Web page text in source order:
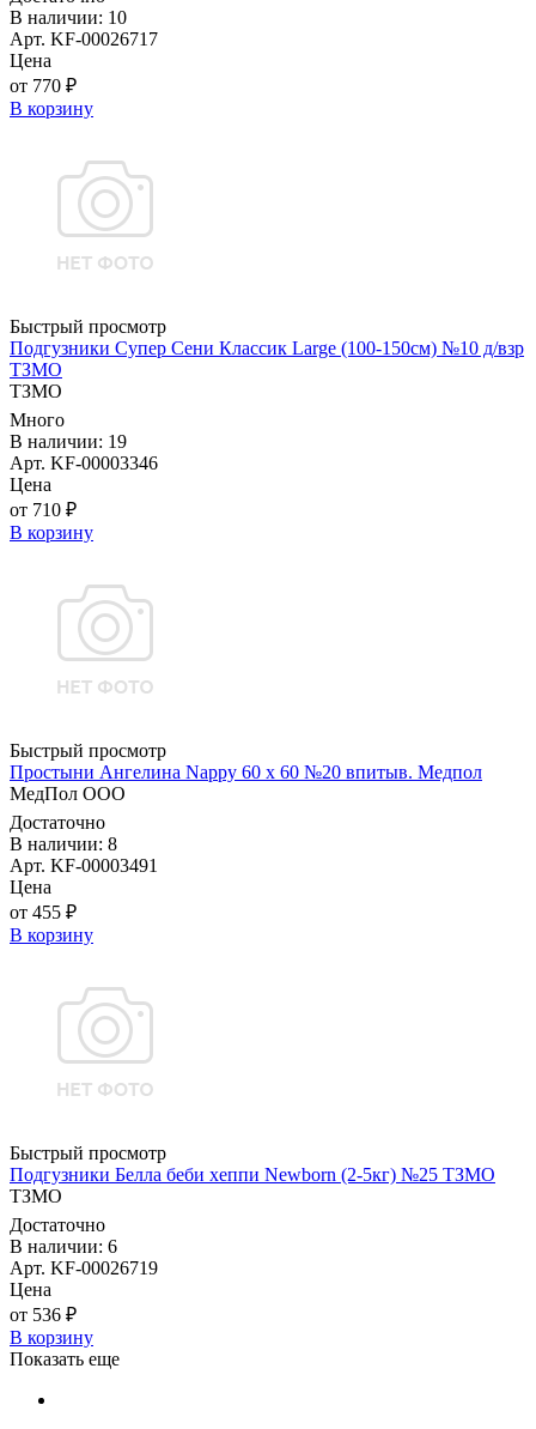
В наличии: 10
Арт. KF-00026717
Цена
от 770 ₽
В корзину
Быстрый просмотр
Подгузники Супер Сени Классик Large (100-150см) №10 д/взр
ТЗМО
ТЗМО
Много
В наличии: 19
Арт. KF-00003346
Цена
от 710 ₽
В корзину
Быстрый просмотр
Простыни Ангелина Nappy 60 х 60 №20 впитыв. Медпол
МедПол ООО
Достаточно
В наличии: 8
Арт. KF-00003491
Цена
от 455 ₽
В корзину
Быстрый просмотр
Подгузники Белла беби хеппи Newborn (2-5кг) №25 ТЗМО
ТЗМО
Достаточно
В наличии: 6
Арт. KF-00026719
Цена
от 536 ₽
В корзину
Показать еще